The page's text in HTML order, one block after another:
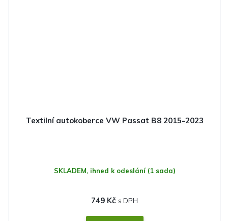
Textilní autokoberce VW Passat B8 2015-2023
SKLADEM, ihned k odeslání (1 sada)
749 Kč